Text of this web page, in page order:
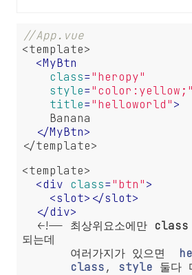
구축. 견적문의
//App.vue
<template>
<MyBtn
class="heropy"
style="color:yellow;"
title="helloworld">
</MyBtn>
</template>
<template>
<div class="btn">
<slot> </slot>
</div>
  <!-- 최상위요소에만
class
되는데
       여러가지가 있으면
class, style 둘다